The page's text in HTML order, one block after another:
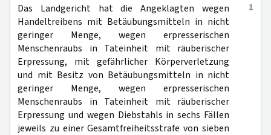
1
Das Landgericht hat die Angeklagten wegen
Handeltreibens mit Betäubungsmitteln in nicht
geringer Menge, wegen erpresserischen
Menschenraubs in Tateinheit mit räuberischer
Erpressung, mit gefährlicher Körperverletzung
und mit Besitz von Betäubungsmitteln in nicht
geringer Menge, wegen erpresserischen
Menschenraubs in Tateinheit mit räuberischer
Erpressung und wegen Diebstahls in sechs Fällen
jeweils zu einer Gesamtfreiheitsstrafe von sieben